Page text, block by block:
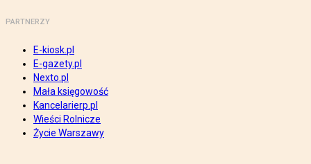
PARTNERZY
E-kiosk.pl
E-gazety.pl
Nexto.pl
Mała księgowość
Kancelarierp.pl
Wieści Rolnicze
Życie Warszawy